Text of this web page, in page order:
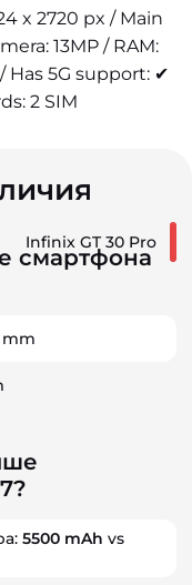
x 2720 px / Main
13MP / RAM:
Has 5G support: ✔
2 SIM
Infinix GT 30 Pro
смартфона
mm
5500 mAh vs